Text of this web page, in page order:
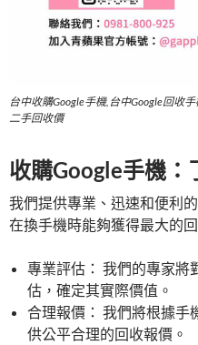
台中收購Google手機,台中Google回收
二手回收價
收購Google手機：
我們提供專業、迅速和便利
在換手機時能夠獲得最大的
專業評估： 我們的專家將
估，確定其實際價值。
合理報價： 我們將根據手
供公平合理的回收報價。